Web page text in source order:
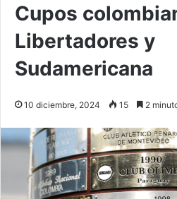
Cupos
Libertadores y
Sudamericana
10 diciembre, 2024 15 2